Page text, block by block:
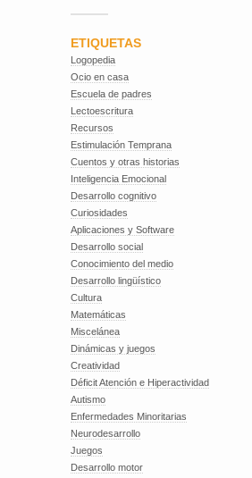
ETIQUETAS
Logopedia
Ocio en casa
Escuela de padres
Lectoescritura
Recursos
Estimulación Temprana
Cuentos y otras historias
Inteligencia Emocional
Desarrollo cognitivo
Curiosidades
Aplicaciones y Software
Desarrollo social
Conocimiento del medio
Desarrollo lingüístico
Cultura
Matemáticas
Miscelánea
Dinámicas y juegos
Creatividad
Déficit Atención e Hiperactividad
Autismo
Enfermedades Minoritarias
Neurodesarrollo
Juegos
Desarrollo motor